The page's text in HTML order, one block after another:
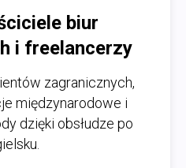
biur
i freelancerzy
zagranicznych,
międzynarodowe i
dzięki obsłudze po